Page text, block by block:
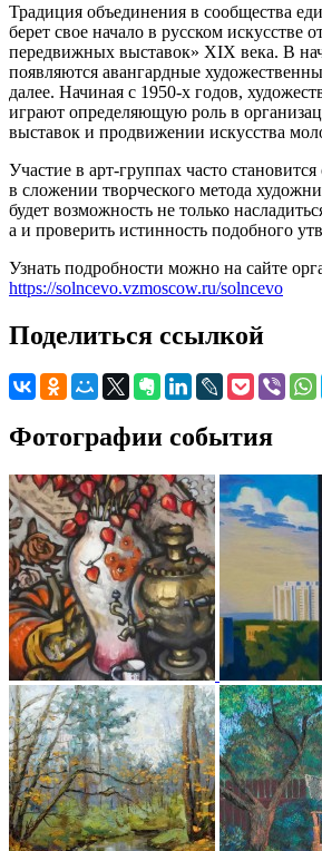
Традиция объединения в сообщества
берет свое начало в русском искусстве
передвижных выставок» XIX века. В
появляются авангардные
далее. Начиная с 1950-х годов,
играют определяющую роль в
выставок и продвижении искусства
Участие в арт-группах часто
в сложении творческого метода
будет возможность не только
а и проверить истинность подобного
Узнать подробности можно на сайте
https://solncevo.vzmoscow.ru/solncevo
Поделиться ссылкой
Фотографии события